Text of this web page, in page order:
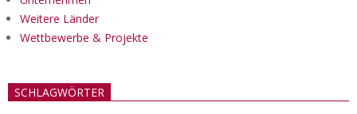
Weitere Länder
Wettbewerbe & Projekte
SCHLAGWÖRTER